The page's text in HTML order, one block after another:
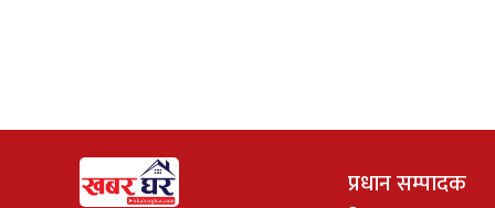
प्रधान सम्पादक